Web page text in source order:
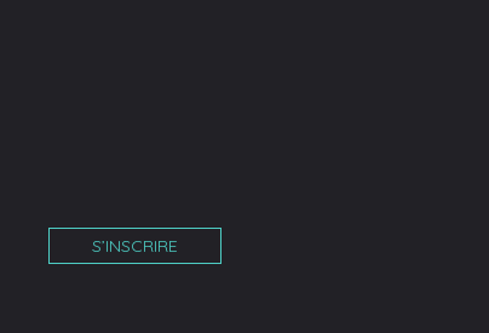
S’INSCRIRE